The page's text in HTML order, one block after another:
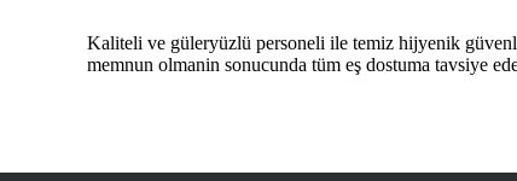
Kaliteli ve güleryüzlü personeli ile temiz hijyenik
memnun olmanin sonucunda tüm eş dostuma tavsiye